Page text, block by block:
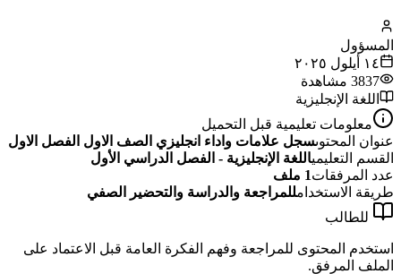
المسؤول
١٤ أيلول ٢٠٢٥
3837 مشاهدة
اللغة الإنجليزية
معلومات تعليمية قبل التحميل
عنوان المحتوىسجل علامات واداء انجليزي الصف الاول الفصل الاول
القسم التعليمياللغة الإنجليزية - الفصل الدراسي الأول
عدد المرفقات1 ملف
طريقة الاستخدامللمراجعة والدراسة والتحضير الصفي
للطالب
استخدم المحتوى للمراجعة وفهم الفكرة العامة قبل الاعتماد على
الملف المرفق.